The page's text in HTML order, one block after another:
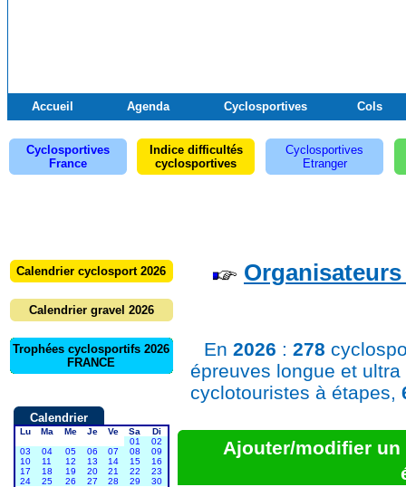
Accueil Agenda Cyclosportives Cols
Cyclosportives
France
Indice difficultés
cyclosportives
Cyclosportives
Etranger
Calendrier cyclosport 2026
Calendrier gravel 2026
Trophées cyclosportifs 2026
FRANCE
Calendrier
Lu Ma Me Je Ve Sa
Di
01
02
03
04 05 06 07 08
09
10
11 12 13 14 15
16
17
18 19 20 21 22
23
24
25 26 27 28 29
30
En 2026 : 278
épreuves longue et
cyclotouristes à étapes,
Ajouter/modifier un